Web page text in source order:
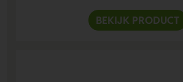
BEKIJK PRODUCT